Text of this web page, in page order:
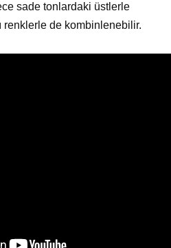
sade tonlardaki üstlerle
renklerle de kombinlenebilir.